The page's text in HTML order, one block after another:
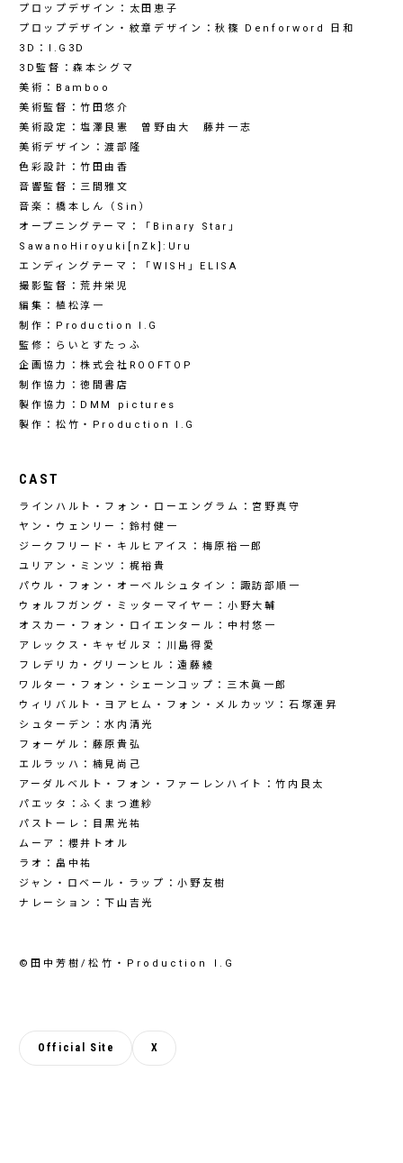
プロップデザイン：太田恵子
プロップデザイン・紋章デザイン：秋篠 Denforword 日和
3D：I.G3D
3D監督：森本シグマ
美術：Bamboo
美術監督：竹田悠介
美術設定：塩澤良憲 曽野由大 藤井一志
美術デザイン：渡部隆
色彩設計：竹田由香
音響監督：三間雅文
音楽：橋本しん（Sin）
オープニングテーマ：「Binary Star」
SawanoHiroyuki[nZk]:Uru
エンディングテーマ：「WISH」ELISA
撮影監督：荒井栄児
編集：植松淳一
制作：Production I.G
監修：らいとすたっふ
企画協力：株式会社ROOFTOP
制作協力：徳間書店
製作協力：DMM pictures
製作：松竹・Production I.G
CAST
ラインハルト・フォン・ローエングラム：宮野真守
ヤン・ウェンリー：鈴村健一
ジークフリード・キルヒアイス：梅原裕一郎
ユリアン・ミンツ：梶裕貴
パウル・フォン・オーベルシュタイン：諏訪部順一
ウォルフガング・ミッターマイヤー：小野大輔
オスカー・フォン・ロイエンタール：中村悠一
アレックス・キャゼルヌ：川島得愛
フレデリカ・グリーンヒル：遠藤綾
ワルター・フォン・シェーンコップ：三木眞一郎
ウィリバルト・ヨアヒム・フォン・メルカッツ：石塚運昇
シュターデン：水内清光
フォーゲル：藤原貴弘
エルラッハ：楠見尚己
アーダルベルト・フォン・ファーレンハイト：竹内良太
パエッタ：ふくまつ進紗
パストーレ：目黒光祐
ムーア：櫻井トオル
ラオ：畠中祐
ジャン・ロベール・ラップ：小野友樹
ナレーション：下山吉光
©田中芳樹/松竹・Production I.G
Official Site X